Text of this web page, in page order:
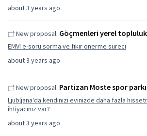
about 3 years ago
about 3 years ago
New proposal: Göçmenleri yerel
EMVI e-soru sorma ve fikir önerme süreci
about 3 years ago
New proposal: Partizan Moste spor
Ljubljana'da kendinizi evinizde daha fazla
ihtiyacınız var?